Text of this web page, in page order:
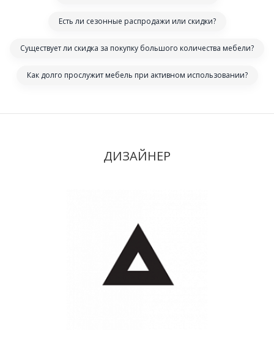
Есть ли сезонные распродажи или скидки?
Существует ли скидка за покупку большого количества мебели?
Как долго прослужит мебель при активном использовании?
ДИЗАЙНЕР